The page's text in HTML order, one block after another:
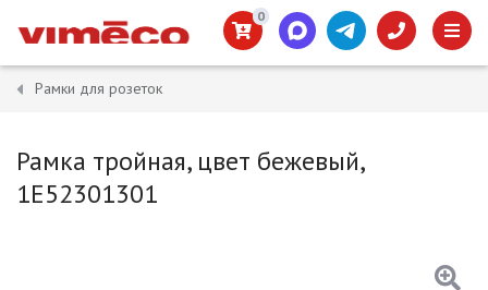
0
Рамки для розеток
Рамка тройная, цвет бежевый,
1E52301301